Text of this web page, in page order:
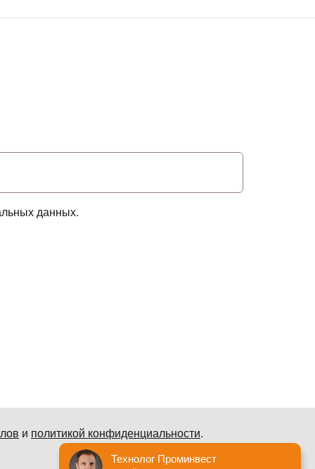
данных.
© Пром Инвест. Все права защищены 2007–2026
и политикой конфиденциальности.
Технолог Проминвест